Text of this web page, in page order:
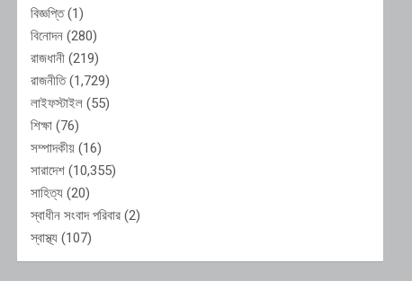
বিজ্ঞপ্তি(1)
বিনোদন (280)
রাজধানী (219)
রাজনীতি(1,729)
লাইফস্টাইল (55)
শিক্ষা (76)
সম্পাদকীয় (16)
সারাদেশ (10,355)
সাহিত্য (20)
স্বাধীন সংবাদ পরিবার (2)
স্বাস্থ্য (107)